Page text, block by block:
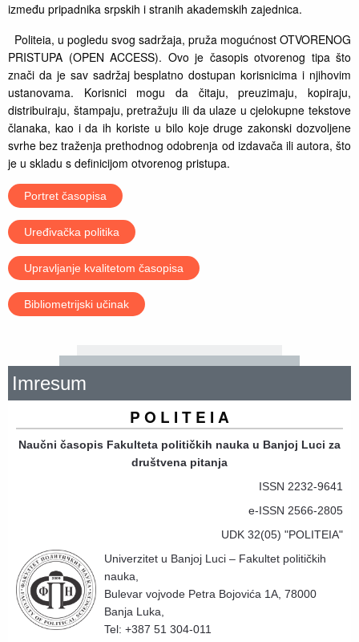
između pripadnika srpskih i stranih akademskih zajednica.
Politeia, u pogledu svog sadržaja, pruža mogućnost OTVORENOG
PRISTUPA (OPEN ACCESS). Ovo je časopis otvorenog tipa što
znači da je sav sadržaj besplatno dostupan korisnicima i njihovim
ustanovama. Korisnici mogu da čitaju, preuzimaju, kopiraju,
distribuiraju, štampaju, pretražuju ili da ulaze u cjelokupne tekstove
članaka, kao i da ih koriste u bilo koje druge zakonski dozvoljene
svrhe bez traženja prethodnog odobrenja od izdavača ili autora, što
je u skladu s definicijom otvorenog pristupa.
Portret časopisa
Uređivačka politika
Upravljanje kvalitetom časopisa
Bibliometrijski učinak
Imresum
P O L I T E I A
Naučni časopis Fakulteta političkih nauka u Banjoj Luci za
društvena pitanja
ISSN 2232-9641
e-ISSN 2566-2805
UDK 32(05) "POLITEIA"
Univerzitet u Banjoj Luci – Fakultet političkih
nauka,
Bulevar vojvode Petra Bojovića 1A, 78000
Banja Luka,
Tel: +387 51 304-011